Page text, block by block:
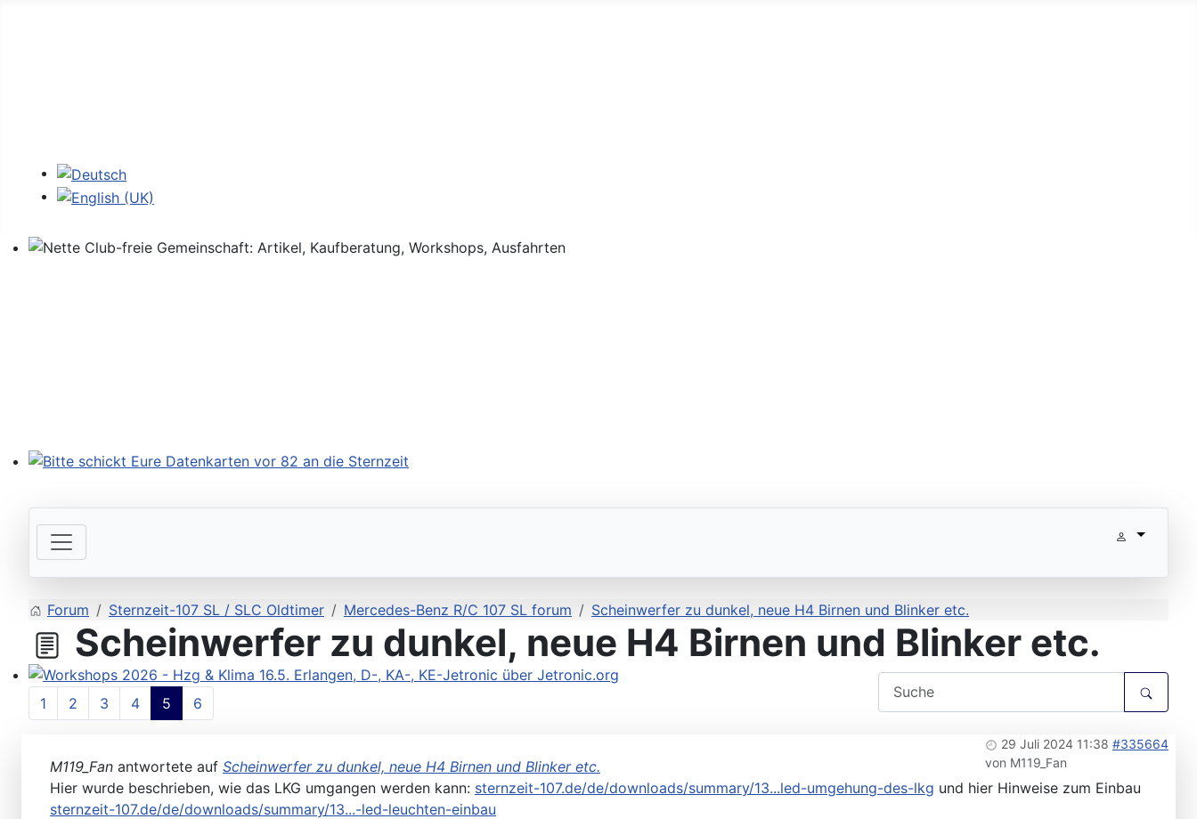
Sprache auswählen
Workshops 2026 - Hzg & Klima 16.5. Erlangen, D-, KA-, KE-Jetronic über Jetronic.org
Forum Sternzeit-107 SL / SLC Oldtimer Mercedes-Benz R/C 107 SL forum Scheinwerfer zu dunkel, neue H4 Birnen und Blinker etc.
Scheinwerfer zu dunkel, neue H4 Birnen und Blinker etc.
1 2 3 4 5 6
29 Juli 2024 11:38 #335664
von M119_Fan
M119_Fan antwortete auf Scheinwerfer zu dunkel, neue H4 Birnen und Blinker etc.
Hier wurde beschrieben, wie das LKG umgangen werden kann: sternzeit-107.de/de/downloads/summary/13...led-umgehung-des-lkg und hier Hinweise zum Einbau
sternzeit-107.de/de/downloads/summary/13...-led-leuchten-einbau